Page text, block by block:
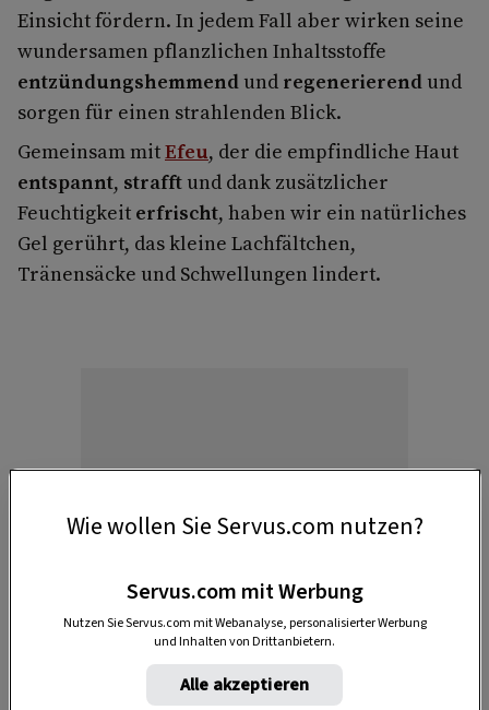
Einsicht fördern. In jedem Fall aber wirken seine
wundersamen pflanzlichen Inhaltsstoffe
entzündungshemmend und regenerierend und
sorgen für einen strahlenden Blick.
Gemeinsam mitEfeu, der die empfindliche Haut
entspannt, strafft und dank zusätzlicher
Feuchtigkeit erfrischt, haben wir ein natürliches
Gel gerührt, das kleine Lachfältchen,
Tränensäcke und Schwellungen lindert.
Wie wollen Sie Servus.com nutzen?
Servus.com mit Werbung
Nutzen Sie Servus.com mit Webanalyse, personalisierter Werbung
und Inhalten von Drittanbietern.
Alle akzeptieren